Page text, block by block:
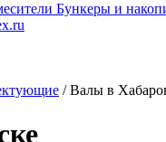
Бункеры и
/Валы в